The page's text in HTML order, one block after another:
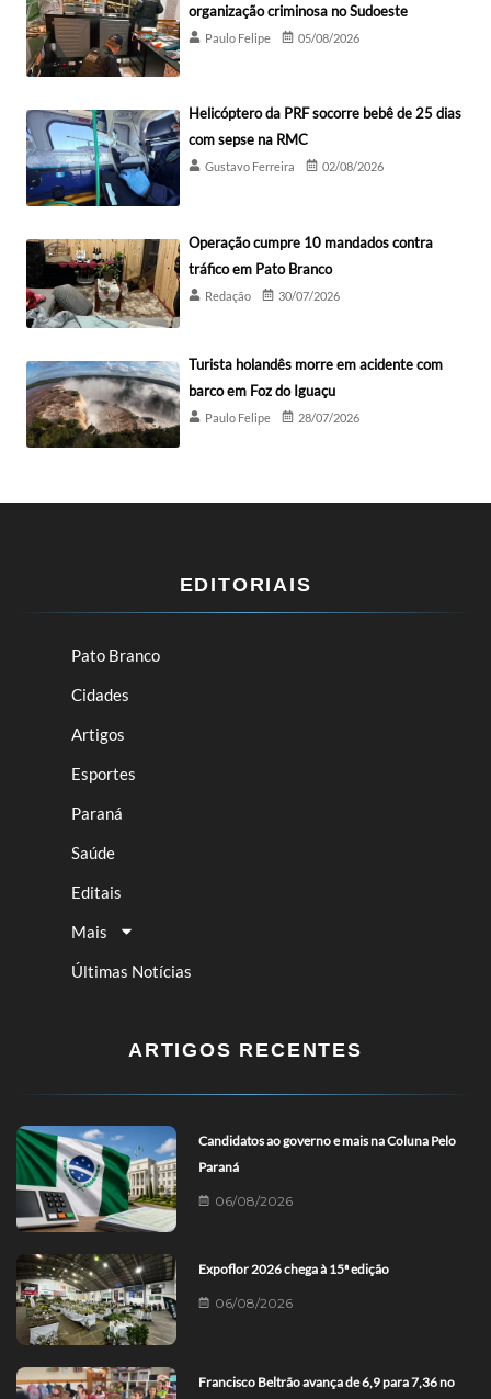
organização criminosa no Sudoeste
Paulo Felipe 05/08/2026
Helicóptero da PRF socorre bebê de 25 dias
com sepse na RMC
Gustavo Ferreira 02/08/2026
Operação cumpre 10 mandados contra
tráfico em Pato Branco
Redação 30/07/2026
Turista holandês morre em acidente com
barco em Foz do Iguaçu
Paulo Felipe 28/07/2026
EDITORIAIS
Pato Branco
Cidades
Artigos
Esportes
Paraná
Saúde
Editais
Mais
Últimas Notícias
ARTIGOS RECENTES
Candidatos ao governo e mais na Coluna Pelo
Paraná
06/08/2026
Expoflor 2026 chega à 15ª edição
06/08/2026
Francisco Beltrão avança de 6,9 para 7,36 no